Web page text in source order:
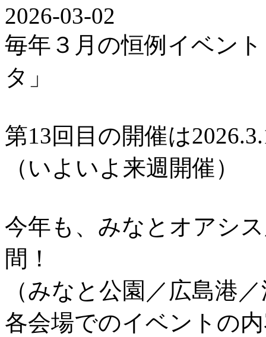
2026-03-02
毎年３月の恒例イベン
タ」
第13回目の開催は
（いよいよ来週開催）
今年も、みなとオアシ
間！
（みなと公園／広島港
各会場でのイベントの